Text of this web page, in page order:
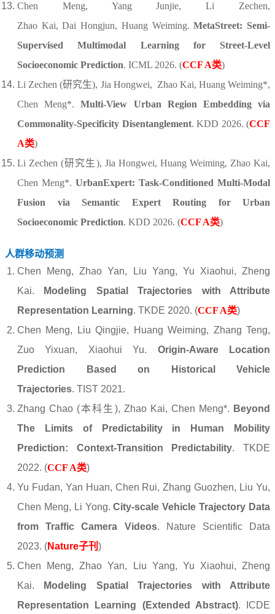
Chen Meng, Yang Junjie, Li Zechen,
Zhao Kai, Dai Hongjun, Huang Weiming.MetaStreet: Semi-
Supervised Multimodal Learning for Street-Level
Socioeconomic Prediction. ICML 2026. (CCF A类)
Li Zechen (研究生), Jia Hongwei, Zhao Kai, Huang Weiming*,
Chen Meng*.Multi-View Urban Region Embedding via
Commonality-Specificity Disentanglement. KDD 2026. (CCF
A类)
Li Zechen (研究生), Jia Hongwei, Huang Weiming, Zhao Kai,
Chen Meng*. UrbanExpert: Task-Conditioned Multi-Modal
Fusion via Semantic Expert Routing for Urban
Socioeconomic Prediction. KDD 2026. (CCF A类)
人群移动预测
Chen Meng, Zhao Yan, Liu Yang, Yu Xiaohui, Zheng
Kai.
Modeling Spatial Trajectories with Attribute
Representation Learning. TKDE 2020. (CCF A类)
Chen Meng, Liu Qingjie, Huang Weiming, Zhang Teng,
Zuo Yixuan, Xiaohui Yu. Origin-Aware Location
Prediction Based on Historical Vehicle
Trajectories. TIST 2021.
Zhang Chao (本科生), Zhao Kai, Chen Meng*. Beyond
The Limits of Predictability in Human Mobility
Prediction: Context-Transition Predictability. TKDE
2022. (CCF A类)
Yu Fudan, Yan Huan, Chen Rui, Zhang Guozhen, Liu Yu,
Chen Meng, Li Yong.City-scale Vehicle Trajectory Data
from Traffic Camera Videos. Nature Scientific Data
2023. (Nature子刊 )
Chen Meng, Zhao Yan, Liu Yang, Yu Xiaohui, Zheng
Kai.
Modeling Spatial Trajectories with Attribute
Representation Learning (Extended Abstract). ICDE